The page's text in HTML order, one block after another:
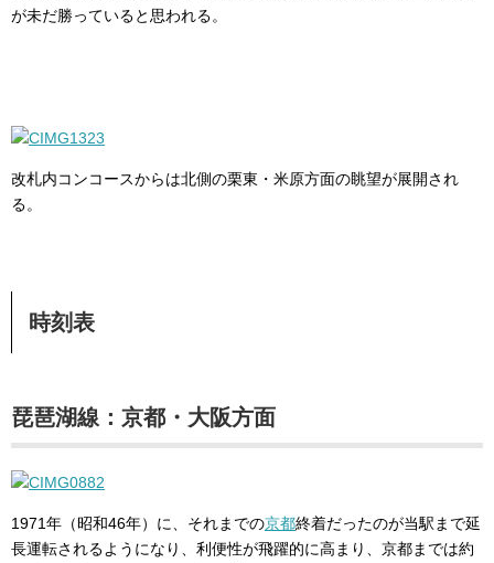
が未だ勝っていると思われる。
改札内コンコースからは北側の栗東・米原方面の眺望が展開され
る。
時刻表
琵琶湖線：京都・大阪方面
1971年（昭和46年）に、それまでの京都終着だったのが当駅まで延
長運転されるようになり、利便性が飛躍的に高まり、京都までは約